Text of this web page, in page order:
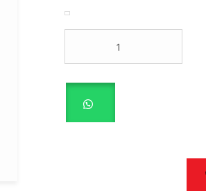
IZQUIERDO
MITSUBISHI
KATANA
-